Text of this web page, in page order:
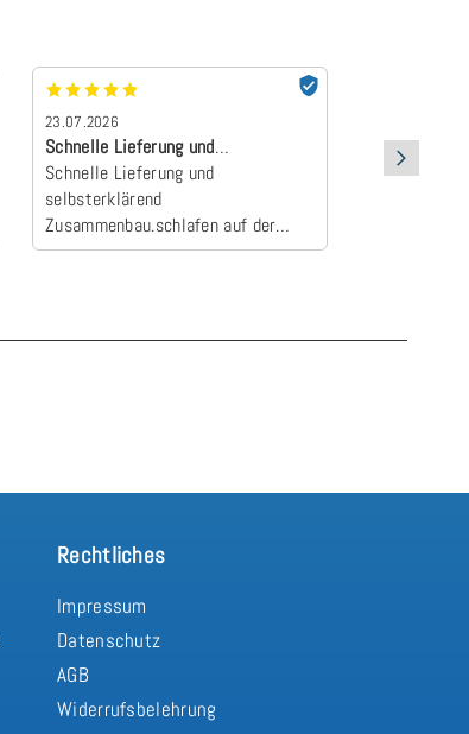
23.07.2026
Schnelle Lieferung und
selbsterklärend Z…
Schnelle Lieferung und
selbsterklärend
Zusammenbau.schlafen auf der
neuen Matratze einfach himmlisch
absolut
Der
Rechtliches
Impressum
Datenschutz
AGB
Widerrufsbelehrung